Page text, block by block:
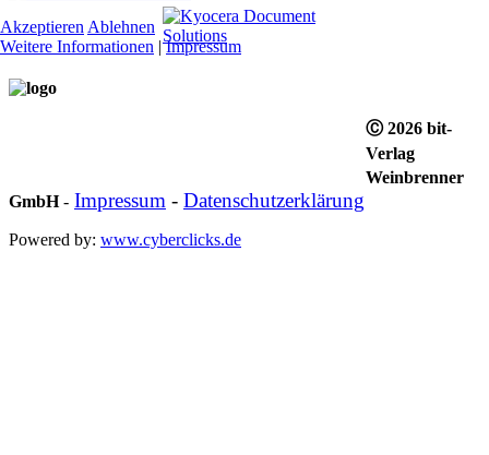
Ⓒ 2026 bit-
Verlag
Weinbrenner
GmbH- Impressum - Datenschutzerklärung
Powered by: www.cyberclicks.de
Akzeptieren Ablehnen
Weitere Informationen |Impressum